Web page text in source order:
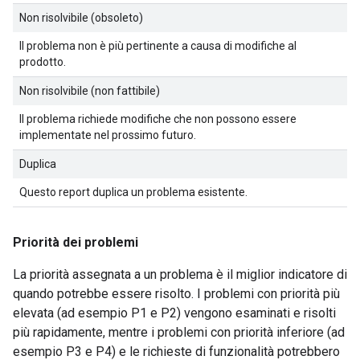
Non risolvibile (obsoleto)
Il problema non è più pertinente a causa di modifiche al
prodotto.
Non risolvibile (non fattibile)
Il problema richiede modifiche che non possono essere
implementate nel prossimo futuro.
Duplica
Questo report duplica un problema esistente.
Priorità dei problemi
La priorità assegnata a un problema è il miglior indicatore di
quando potrebbe essere risolto. I problemi con priorità più
elevata (ad esempio P1 e P2) vengono esaminati e risolti
più rapidamente, mentre i problemi con priorità inferiore (ad
esempio P3 e P4) e le richieste di funzionalità potrebbero